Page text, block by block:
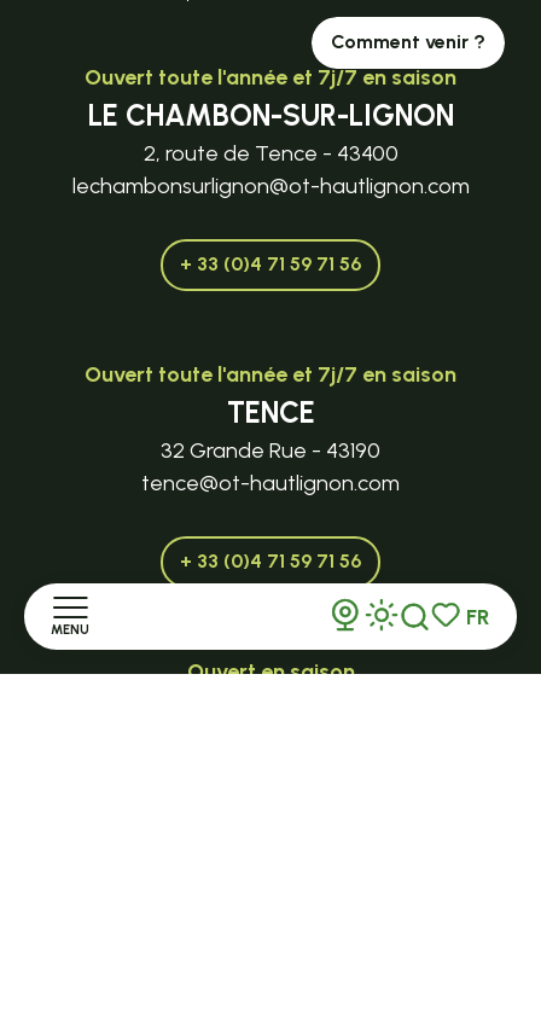
MENU
Voir les
Recherche
FR
Comment venir ?
Ouvert toute l'année et 7j/7 en saison
LE CHAMBON-SUR-LIGNON
2, route de Tence - 43400
lechambonsurlignon@ot-hautlignon.com
+ 33 (0)4 71 59 71 56
Ouvert toute l'année et 7j/7 en saison
TENCE
32 Grande Rue - 43190
tence@ot-hautlignon.com
+ 33 (0)4 71 59 71 56
Ouvert en saison